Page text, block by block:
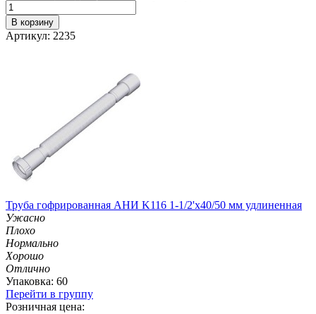
В корзину
Артикул: 2235
Труба гофрированная АНИ K116 1-1/2'х40/50 мм удлиненная
Ужасно
Плохо
Нормально
Хорошо
Отлично
Упаковка: 60
Перейти в группу
Розничная цена: